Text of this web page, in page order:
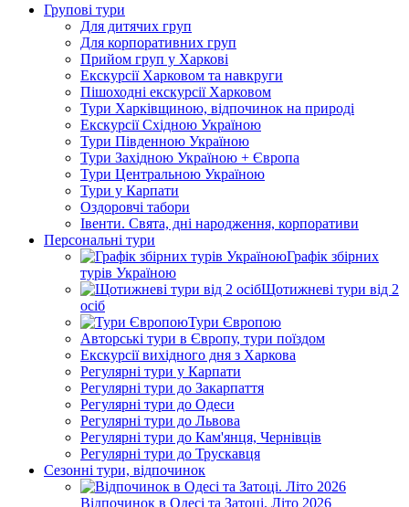
Групові тури
Для дитячих груп
Для корпоративних груп
Прийом груп у Харкові
Екскурсії Харковом та навкруги
Пішоходні екскурсії Харковом
Тури Харківщиною, відпочинок на природі
Екскурсії Східною Україною
Тури Південною Україною
Тури Західною Україною + Європа
Тури Центральною Україною
Тури у Карпати
Оздоровчі табори
Івенти. Свята, дні народження, корпоративи
Персональні тури
Графік збірних
турів Україною
Щотижневі тури від 2
осіб
Тури Європою
Авторські тури в Європу, тури поїздом
Екскурсії вихідного дня з Харкова
Регулярні тури у Карпати
Регулярні тури до Закарпаття
Регулярні тури до Одеси
Регулярні тури до Львова
Регулярні тури до Кам'янця, Чернівців
Регулярні тури до Трускавця
Сезонні тури, відпочинок
Відпочинок в Одесі та Затоці. Літо 2026